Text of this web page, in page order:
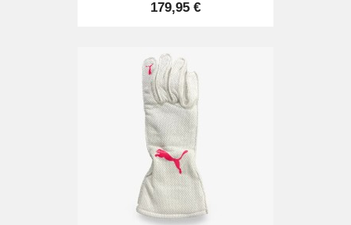
179,95 €